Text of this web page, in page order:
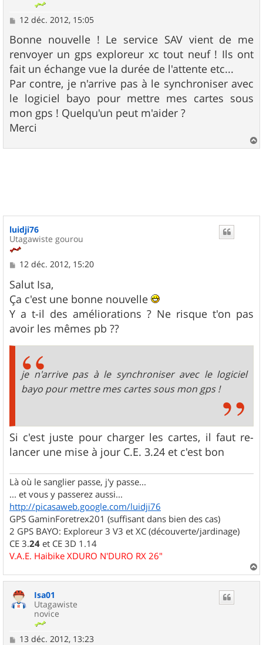
M
s
s
a
g
e
12 déc. 2012, 15:05
Bonne nouvelle ! Le service SAV vient de me
renvoyer un gps exploreur xc tout neuf ! Ils ont
fait un échange vue la durée de l'attente etc...
Par contre, je n'arrive pas à le synchroniser avec
le logiciel bayo pour mettre mes cartes sous
mon gps ! Quelqu'un peut m'aider ?
Merci
a
luidji76
Utagawiste gourou
M
s
s
a
e
12 déc. 2012, 15:20
Salut Isa,
Ça c'est une bonne nouvelle
Y a t-il des améliorations ? Ne risque t'on pas
avoir les mêmes pb ??
je n'arrive pas à le synchroniser avec le logiciel
bayo pour mettre mes cartes sous mon gps !
Si c'est juste pour charger les cartes, il faut re-
lancer une mise à jour C.E. 3.24 et c'est bon
Là où le sanglier passe, j'y passe...
... et vous y passerez aussi...
http://picasaweb.google.com/luidji76
GPS GaminForetrex201 (suffisant dans bien des cas)
2 GPS BAYO: Exploreur 3 V3 et XC (découverte/jardinage)
CE 3.24 et CE 3D 1.14
V.A.E. Haibike XDURO N'DURO RX 26"
a
Isa01
Utagawiste
novice
M13 déc. 2012, 13:23